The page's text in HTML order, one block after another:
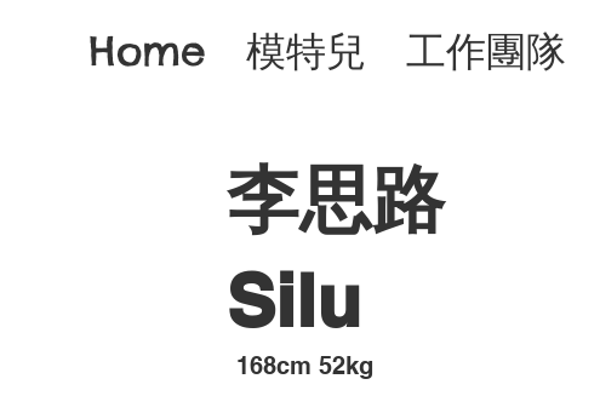
Home 模特兒 工作團隊
李思路
Silu
168cm 52kg